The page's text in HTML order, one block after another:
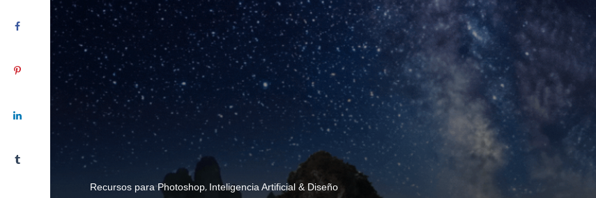
Recursos para Photoshop Inteligencia Artificial & Diseño